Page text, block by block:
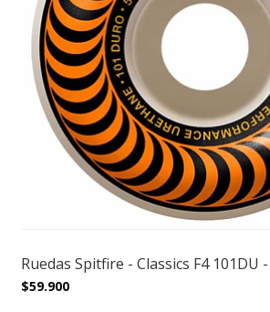
Ruedas Spitfire - Classics F4 101DU
$59.900